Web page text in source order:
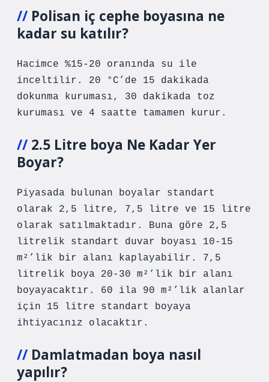
Polisan iç cephe boyasına ne
kadar su katılır?
Hacimce %15-20 oranında su ile
inceltilir. 20 °C’de 15 dakikada
dokunma kuruması, 30 dakikada toz
kuruması ve 4 saatte tamamen kurur.
2.5 Litre boya Ne Kadar Yer
Boyar?
Piyasada bulunan boyalar standart
olarak 2,5 litre, 7,5 litre ve 15 litre
olarak satılmaktadır. Buna göre 2,5
litrelik standart duvar boyası 10-15
m²’lik bir alanı kaplayabilir. 7,5
litrelik boya 20-30 m²’lik bir alanı
boyayacaktır. 60 ila 90 m²’lik alanlar
için 15 litre standart boyaya
ihtiyacınız olacaktır.
Damlatmadan boya nasıl
yapılır?